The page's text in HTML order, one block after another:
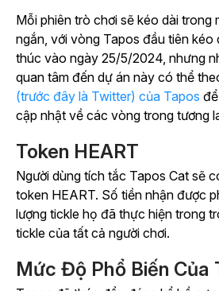
Mỗi phiên trò chơi sẽ kéo dài trong
ngắn, với vòng Tapos đầu tiên kéo
thúc vào ngày 25/5/2024, nhưng
quan tâm đến dự án này có thể
(trước đây là Twitter) của Tapos
cập nhật về các vòng trong tương
Token HEART
Người dùng tích tắc Tapos Cat sẽ
token HEART. Số tiền nhận được
lượng tickle họ đã thực hiện trong
tickle của tất cả người chơi.
Mức Độ Phổ Biến Của